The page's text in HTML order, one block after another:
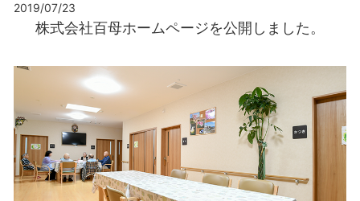
2019/07/23
株式会社百母ホームページを公開しました。